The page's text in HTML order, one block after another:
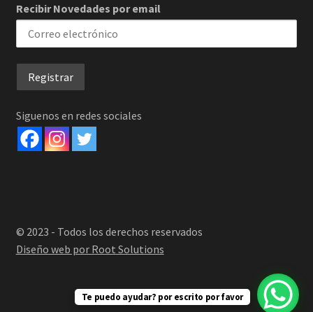
Recibir Novedades por email
Siguenos en redes sociales
© 2023 - Todos los derechos reservados
Diseño web por Root Solutions
Te puedo ayudar? por escrito por favor